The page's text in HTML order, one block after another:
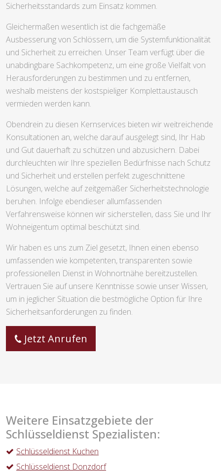
Sicherheitsstandards zum Einsatz kommen.
Gleichermaßen wesentlich ist die fachgemäße
Ausbesserung von Schlössern, um die Systemfunktionalität
und Sicherheit zu erreichen. Unser Team verfügt über die
unabdingbare Sachkompetenz, um eine große Vielfalt von
Herausforderungen zu bestimmen und zu entfernen,
weshalb meistens der kostspieliger Komplettaustausch
vermieden werden kann.
Obendrein zu diesen Kernservices bieten wir weitreichende
Konsultationen an, welche darauf ausgelegt sind, Ihr Hab
und Gut dauerhaft zu schützen und abzusichern. Dabei
durchleuchten wir Ihre speziellen Bedürfnisse nach Schutz
und Sicherheit und erstellen perfekt zugeschnittene
Lösungen, welche auf zeitgemäßer Sicherheitstechnologie
beruhen. Infolge ebendieser allumfassenden
Verfahrensweise können wir sicherstellen, dass Sie und Ihr
Wohneigentum optimal beschützt sind.
Wir haben es uns zum Ziel gesetzt, Ihnen einen ebenso
umfassenden wie kompetenten, transparenten sowie
professionellen Dienst in Wohnortnähe bereitzustellen.
Vertrauen Sie auf unsere Kenntnisse sowie unser Wissen,
um in jeglicher Situation die bestmögliche Option für Ihre
Sicherheitsanforderungen zu finden.
Jetzt Anrufen
Weitere Einsatzgebiete der
Schlüsseldienst Spezialisten:
Schlüsseldienst Kuchen
Schlüsseldienst Donzdorf